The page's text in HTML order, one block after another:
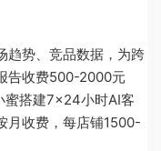
趋势、竞品数据，为跨
告收费500-2000元
蜜搭建7×24小时AI客
月收费，每店铺1500-